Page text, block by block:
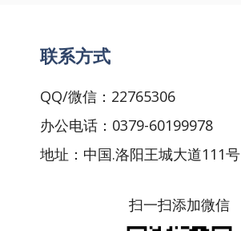
联系方式
QQ/微信：22765306
办公电话：0379-60199978
地址：中国.洛阳王城大道111号
扫一扫添加微信